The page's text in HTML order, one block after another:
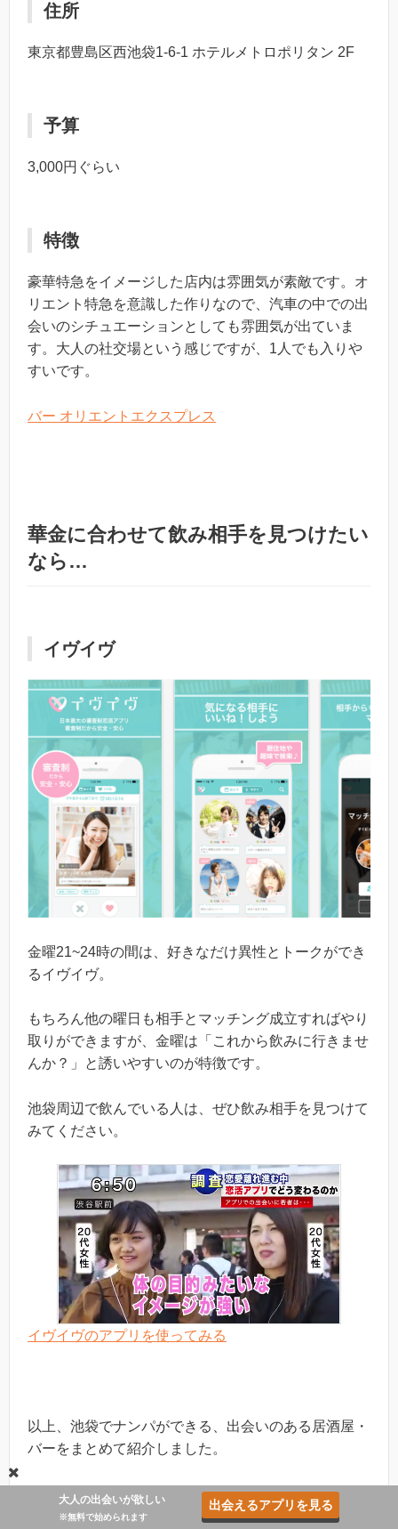
住所
東京都豊島区西池袋1-6-1 ホテルメトロポリタン 2F
予算
3,000円ぐらい
特徴
豪華特急をイメージした店内は雰囲気が素敵です。オ
リエント特急を意識した作りなので、汽車の中での出
会いのシチュエーションとしても雰囲気が出ていま
す。大人の社交場という感じですが、1人でも入りや
すいです。
バー オリエントエクスプレス
華金に合わせて飲み相手を見つけたい
なら…
イヴイヴ
金曜21~24時の間は、好きなだけ異性とトークができ
るイヴイヴ。
もちろん他の曜日も相手とマッチング成立すればやり
取りができますが、金曜は「これから飲みに行きませ
んか？」と誘いやすいのが特徴です。
池袋周辺で飲んでいる人は、ぜひ飲み相手を見つけて
みてください。
イヴイヴのアプリを使ってみる
以上、池袋でナンパができる、出会いのある居酒屋・
バーをまとめて紹介しました。
20代前半の利用者が多い池袋ですが、若い女の子と出
会いたい男子にはおすすめだと思います。相席屋以外
大人の出会いが欲しい
※無料で始められます
出会えるアプリを見る